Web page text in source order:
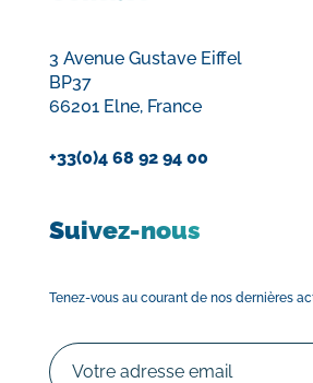
3 Avenue Gustave Eiffel
BP37
66201 Elne, France
+33(0)4 68 92 94 00
Suivez-nous
Tenez-vous au courant de nos dernières
Email